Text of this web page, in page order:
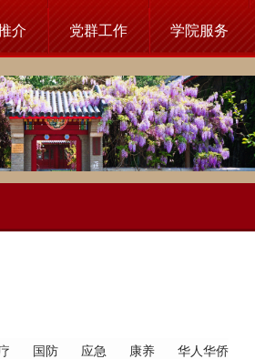
介 党群工作 学院服务
国防 应急 康养
华人华侨